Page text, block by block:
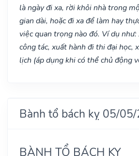
là ngày đi xa, rời khỏi nhà trong
gian dài, hoặc đi xa để làm hay
việc quan trọng nào đó. Ví dụ
công tác, xuất hành đi thi đại học,
lịch (áp dụng khi có thể chủ động
Bành tổ bách kỵ 05/
BÀNH TỔ BÁCH KỴ